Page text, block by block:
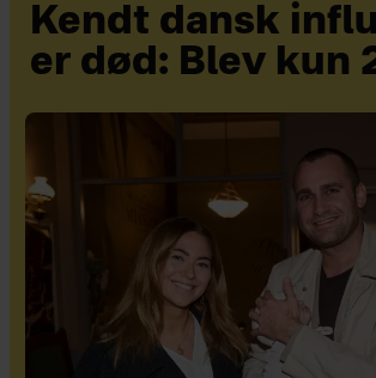
Kendt dansk
er død: Blev kun